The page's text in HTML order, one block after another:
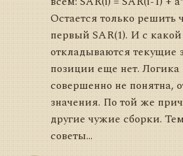
Остается только решить
первый SAR(1). И с
откладываются текущие
позиции еще нет.
совершенно не понятна,
значения. По той же
другие чужие сборки.
советы...